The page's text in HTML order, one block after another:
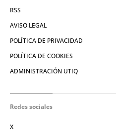
RSS
AVISO LEGAL
POLÍTICA DE PRIVACIDAD
POLÍTICA DE COOKIES
ADMINISTRACIÓN UTIQ
Redes sociales
X